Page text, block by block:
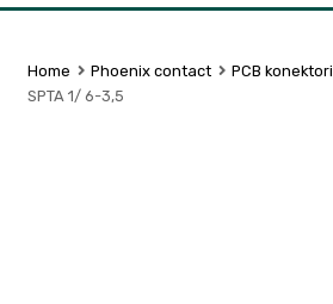
Home Phoenix contact PCB konektori
SPTA 1/ 6-3,5